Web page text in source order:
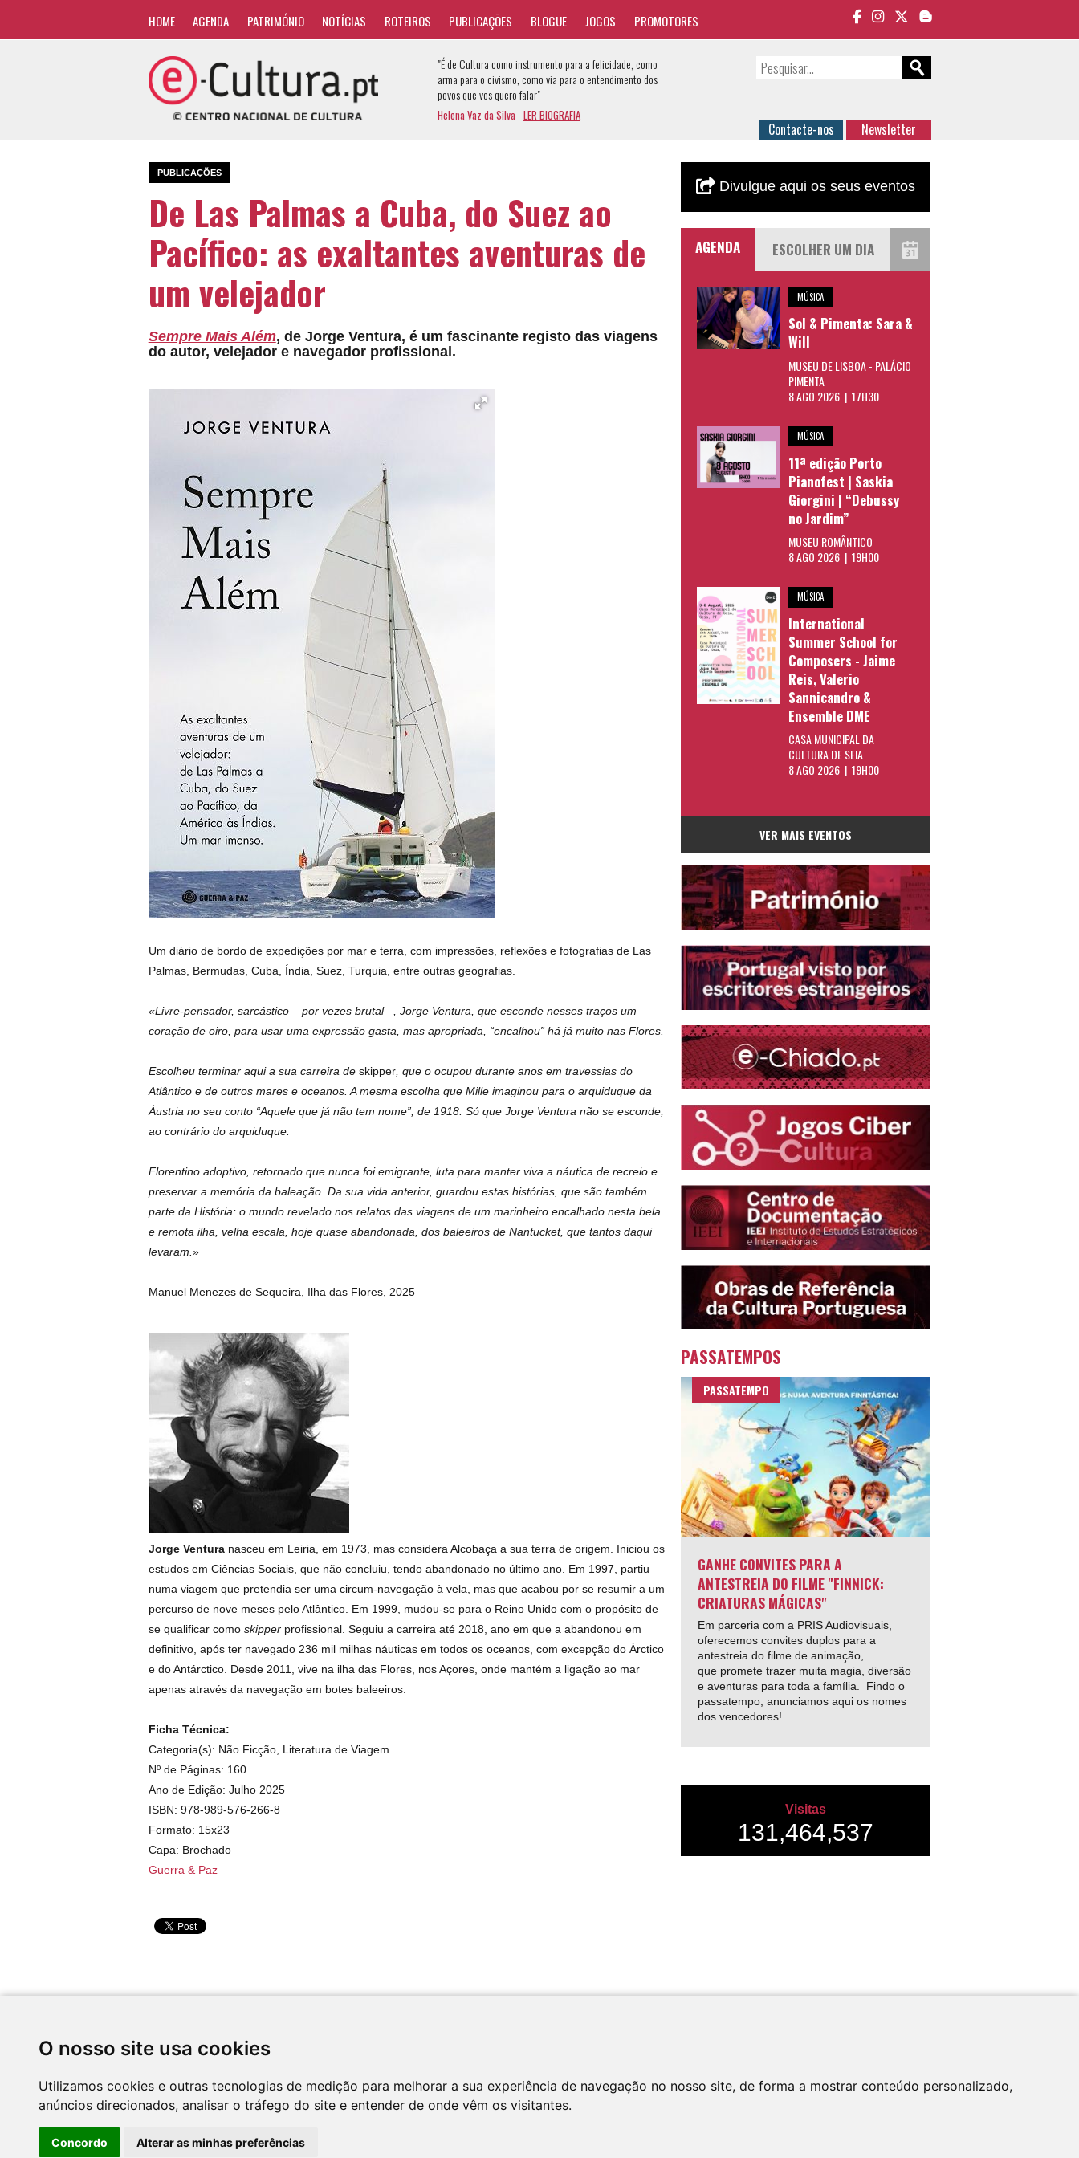
O nosso site usa cookies
Utilizamos cookies e outras tecnologias de medição para melhorar a sua experiência de navegação no nosso site, de forma a mostrar conteúdo personalizado,
anúncios direcionados, analisar o tráfego do site e entender de onde vêm os visitantes.
Concordo Alterar as minhas preferências
HOME AGENDA PATRIMÓNIO NOTÍCIAS ROTEIROS PUBLICAÇÕES BLOGUE JOGOS PROMOTORES
"É de Cultura como instrumento para a felicidade, como
arma para o civismo, como via para o entendimento dos
povos que vos quero falar"
Helena Vaz da Silva LER BIOGRAFIA
Contacte-nos Newsletter
PUBLICAÇÕES
De Las Palmas a Cuba, do Suez ao
Pacífico: as exaltantes aventuras de
um velejador
Sempre Mais Além, de Jorge Ventura, é um fascinante registo das viagens
do autor, velejador e navegador profissional.
Um diário de bordo de expedições por mar e terra, com impressões, reflexões e fotografias de Las
Palmas, Bermudas, Cuba, Índia, Suez, Turquia, entre outras geografias.
«Livre-pensador, sarcástico – por vezes brutal –, Jorge Ventura, que esconde nesses traços um
coração de oiro, para usar uma expressão gasta, mas apropriada, “encalhou” há já muito nas Flores.
Escolheu terminar aqui a sua carreira de skipper, que o ocupou durante anos em travessias do
Atlântico e de outros mares e oceanos. A mesma escolha que Mille imaginou para o arquiduque da
Áustria no seu conto “Aquele que já não tem nome”, de 1918. Só que Jorge Ventura não se esconde,
ao contrário do arquiduque.
Florentino adoptivo, retornado que nunca foi emigrante, luta para manter viva a náutica de recreio e
preservar a memória da baleação. Da sua vida anterior, guardou estas histórias, que são também
parte da História: o mundo revelado nos relatos das viagens de um marinheiro encalhado nesta bela
e remota ilha, velha escala, hoje quase abandonada, dos baleeiros de Nantucket, que tantos daqui
levaram.»
Manuel Menezes de Sequeira, Ilha das Flores, 2025
Jorge Venturanasceu em Leiria, em 1973, mas considera Alcobaça a sua terra de origem. Iniciou os
estudos em Ciências Sociais, que não concluiu, tendo abandonado no último ano. Em 1997, partiu
numa viagem que pretendia ser uma circum-navegação à vela, mas que acabou por se resumir a um
percurso de nove meses pelo Atlântico. Em 1999, mudou-se para o Reino Unido com o propósito de
se qualificar como skipperprofissional. Seguiu a carreira até 2018, ano em que a abandonou em
definitivo, após ter navegado 236 mil milhas náuticas em todos os oceanos, com excepção do Árctico
e do Antárctico. Desde 2011, vive na ilha das Flores, nos Açores, onde mantém a ligação ao mar
apenas através da navegação em botes baleeiros.
Ficha Técnica:
Categoria(s): Não Ficção, Literatura de Viagem
Nº de Páginas: 160
Ano de Edição: Julho 2025
ISBN: 978-989-576-266-8
Formato: 15x23
Capa: Brochado
Guerra & Paz
Divulgue aqui os seus eventos
AGENDA
MÚSICA
Sol & Pimenta: Sara &
Will
MUSEU DE LISBOA - PALÁCIO
PIMENTA
8 AGO 2026 | 17H30
MÚSICA
11ª edição Porto
Pianofest | Saskia
Giorgini | “Debussy
no Jardim”
MUSEU ROMÂNTICO
8 AGO 2026 | 19H00
MÚSICA
International
Summer School for
Composers - Jaime
Reis, Valerio
Sannicandro &
Ensemble DME
CASA MUNICIPAL DA
CULTURA DE SEIA
8 AGO 2026 | 19H00
VER MAIS EVENTOS
PASSATEMPOS
PASSATEMPO
GANHE CONVITES PARA A
ANTESTREIA DO FILME "FINNICK:
CRIATURAS MÁGICAS"
Em parceria com a PRIS Audiovisuais,
oferecemos convites duplos para a
antestreia do filme de animação,
que promete trazer muita magia, diversão
e aventuras para toda a família. Findo o
passatempo, anunciamos aqui os nomes
dos vencedores!
Visitas
131,464,537